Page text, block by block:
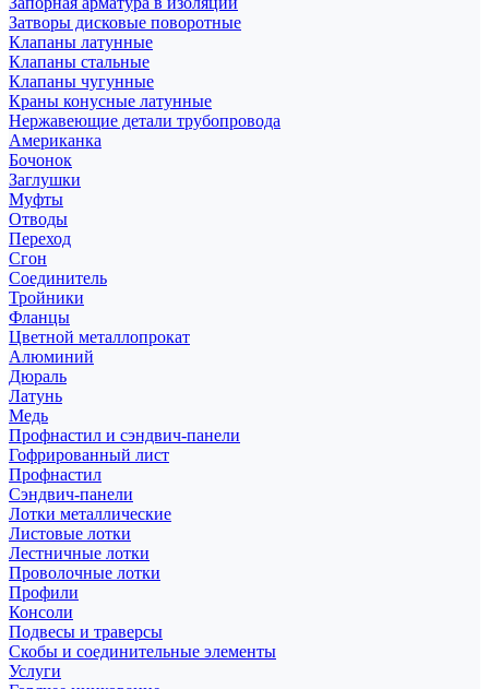
Затворы дисковые поворотные
Клапаны латунные
Клапаны стальные
Клапаны чугунные
Краны конусные латунные
Нержавеющие детали трубопровода
Американка
Бочонок
Заглушки
Муфты
Отводы
Переход
Сгон
Соединитель
Тройники
Фланцы
Цветной металлопрокат
Алюминий
Дюраль
Латунь
Медь
Профнастил и сэндвич-панели
Гофрированный лист
Профнастил
Сэндвич-панели
Лотки металлические
Листовые лотки
Лестничные лотки
Проволочные лотки
Профили
Консоли
Подвесы и траверсы
Скобы и соединительные элементы
Услуги